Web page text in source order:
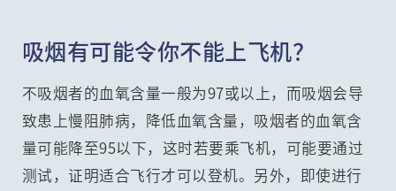
吸烟有可能令你不能上飞机？
不吸烟者的血氧含量一般为97或以上，而吸烟会导
致患上慢阻肺病，降低血氧含量，吸烟者的血氧含
量可能降至95以下，这时若要乘飞机，可能要通过
测试，证明适合飞行才可以登机。另外，即使进行